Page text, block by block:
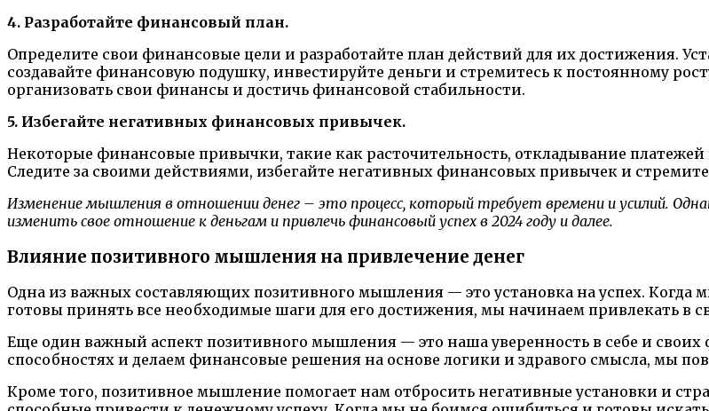
4. Разработайте финансовый план.
Определите свои финансовые цели и разработайте план действий для их достижения.
создавайте финансовую подушку, инвестируйте деньги и стремитесь к постоянному
организовать свои финансы и достичь финансовой стабильности.
5. Избегайте негативных финансовых привычек.
Некоторые финансовые привычки, такие как расточительность, откладывание
Следите за своими действиями, избегайте негативных финансовых привычек и
Изменение мышления в отношении денег – это процесс, который требует времени и усилий.
изменить свое отношение к деньгам и привлечь финансовый успех в 2024 году и далее.
Влияние позитивного мышления на привлечение денег
Одна из важных составляющих позитивного мышления — это установка на успех. Когда
готовы принять все необходимые шаги для его достижения, мы начинаем привлекать в
Еще один важный аспект позитивного мышления — это наша уверенность в себе и
способностях и делаем финансовые решения на основе логики и здравого смысла, мы
Кроме того, позитивное мышление помогает нам отбросить негативные установки и